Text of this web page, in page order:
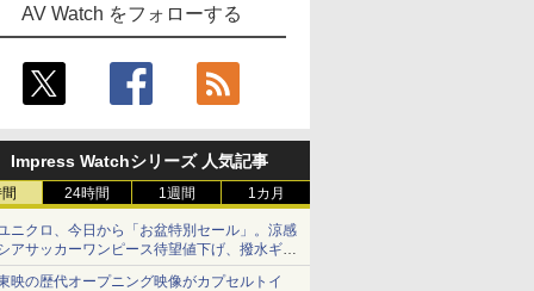
AV Watch をフォローする
Impress Watchシリーズ 人気記事
24時間 1週間 1カ月
ニクロ、今日から「お盆特別セール」。涼感
アサッカーワンピース待望値下げ、撥水ギア
ョーツは1990円に
映の歴代オープニング映像がカプセルトイ